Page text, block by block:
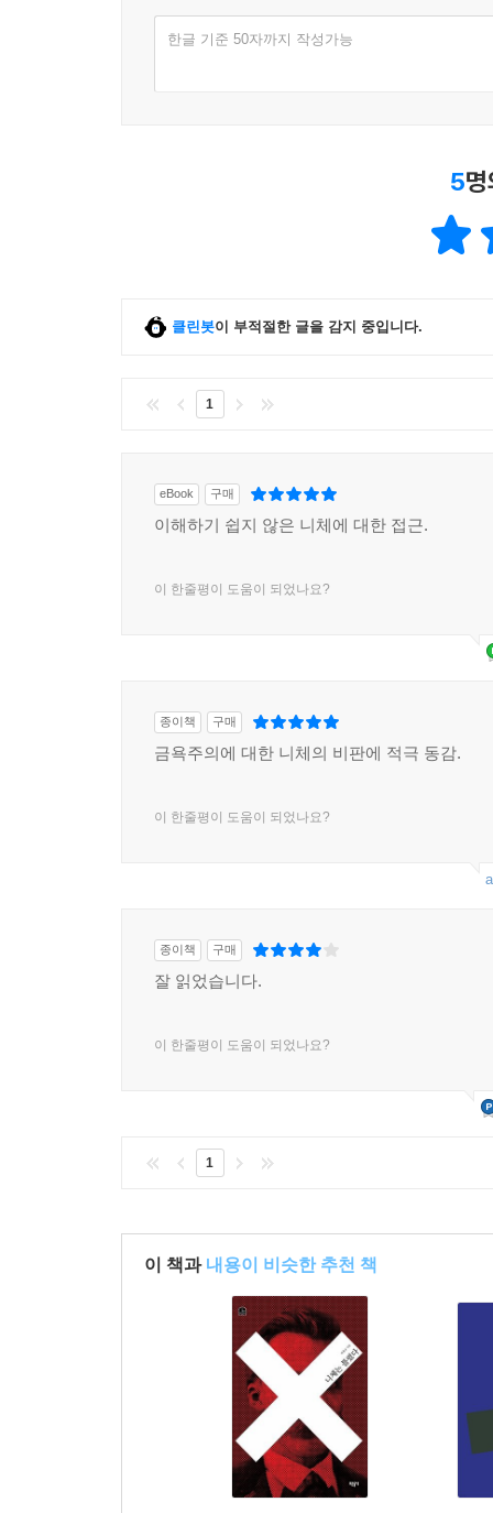
그 삶을 내가 먼저 살고자 할 때, 그 삶을 계속 유
있는 자신을 신뢰하는 자로 탈바꿈하라는 것
것일까? 나는 책임을 지려고 하는 것이 아니라
능동적 자긍심이 아니라, 남들의 시선이나 평가
아마도 ‘선악의 저편’에서 우릴 향해 미소를 지어줄
한글 기준 50자까지 작성가능
5
클린봇이 부적절한 글을 감지 중입니다.
1
eBook 구매
이해하기 쉽지 않은 니체에 대한 접근.
이 한줄평이 도움이 되었나요?
종이책 구매
금욕주의에 대한 니체의 비판에 적극 동감.
이 한줄평이 도움이 되었나요?
종이책 구매
잘 읽었습니다.
이 한줄평이 도움이 되었나요?
1
이 책과 내용이 비슷한 추천 책